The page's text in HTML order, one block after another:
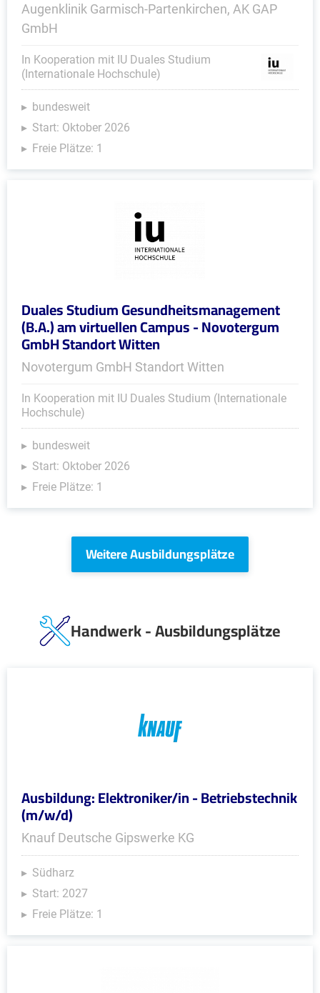
Augenklinik Garmisch-Partenkirchen, AK GAP
GmbH
In Kooperation mit IU Duales Studium
(Internationale Hochschule)
bundesweit
Start: Oktober 2026
Freie Plätze: 1
Duales Studium Gesundheitsmanagement
(B.A.) am virtuellen Campus - Novotergum
GmbH Standort Witten
Novotergum GmbH Standort Witten
In Kooperation mit IU Duales Studium (Internationale
Hochschule)
bundesweit
Start: Oktober 2026
Freie Plätze: 1
Weitere Ausbildungsplätze
Handwerk - Ausbildungsplätze
Ausbildung: Elektroniker/in - Betriebstechnik
(m/w/d)
Knauf Deutsche Gipswerke KG
Südharz
Start: 2027
Freie Plätze: 1